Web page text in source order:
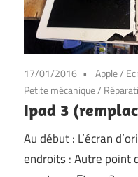
17/01/2016 Apple/
Petite mécanique/
Ipad 3
Au début : L’écran
endroits : Autre point